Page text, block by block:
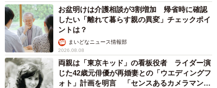
お盆明けは介護相談が3割増加 帰省時に確認
したい「離れて暮らす親の異変」チェックポイ
ントは？
まいどなニュース情報部
2026.08.08
両親は「東京キッド」の看板役者 ライダー演
じた42歳元俳優が再婚妻との「ウエディングフ
ォト」計画を明言 「センスあるカメラマン求